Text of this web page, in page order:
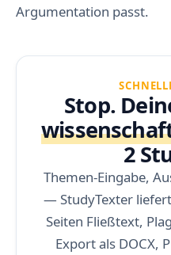
Argumentation passt.
Stop.
2
Themen-Eingabe,
— StudyTexter
Seiten Fließtext,
Export als DOCX,